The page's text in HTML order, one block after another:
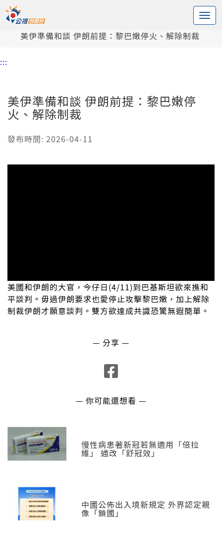
中央內容區塊
頭頁
美伊準備和談 伊朗前提：黎巴嫩停火、解除制裁
:::
美伊準備和談 伊朗前提：黎巴嫩停
火、解除制裁
發布時間: 2026-04-11
美國和伊朗的大官，今仔日(4/11)到巴基斯坦欲來撨和
平談判。毋過伊朗要求也愛停止攻擊黎巴嫩，加上解除
制裁伊朗才願意談判。雙方欲達成共識恐驚無遐簡單。
— 分享 —
— 你可能還想看 —
慢性病患著新冠若無適用「倍拉
維」 通改「舒冠效」
中國公佈出入境新規定 外界認定親
像「鎖國」